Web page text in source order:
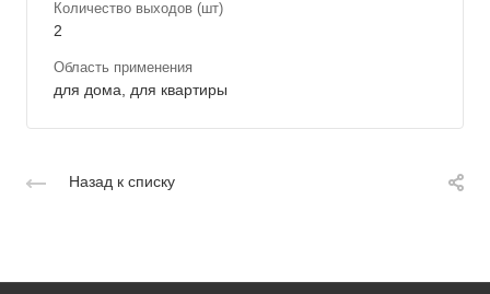
Количество выходов (шт)
2
Область применения
для дома, для квартиры
Назад к списку